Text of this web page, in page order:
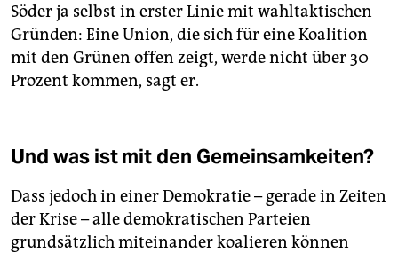
Söder ja selbst in erster Linie mit wahltaktischen
Gründen: Eine Union, die sich für eine Koalition
mit den Grünen offen zeigt, werde nicht über 30
Prozent kommen, sagt er.
Und was ist mit den Gemeinsamkeiten?
Dass jedoch in einer Demokratie – gerade in Zeiten
der Krise – alle demokratischen Parteien
grundsätzlich miteinander koalieren können